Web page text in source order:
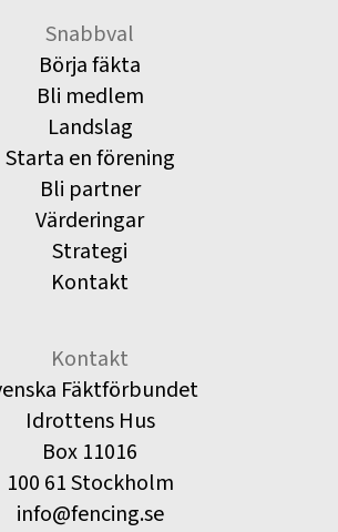
Snabbval
Börja fäkta
Bli medlem
Landslag
Starta en förening
Bli partner
Värderingar
Strategi
Kontakt
Kontakt
Fäktförbundet
Idrottens Hus
Box 11016
100 61 Stockholm
info@fencing.se